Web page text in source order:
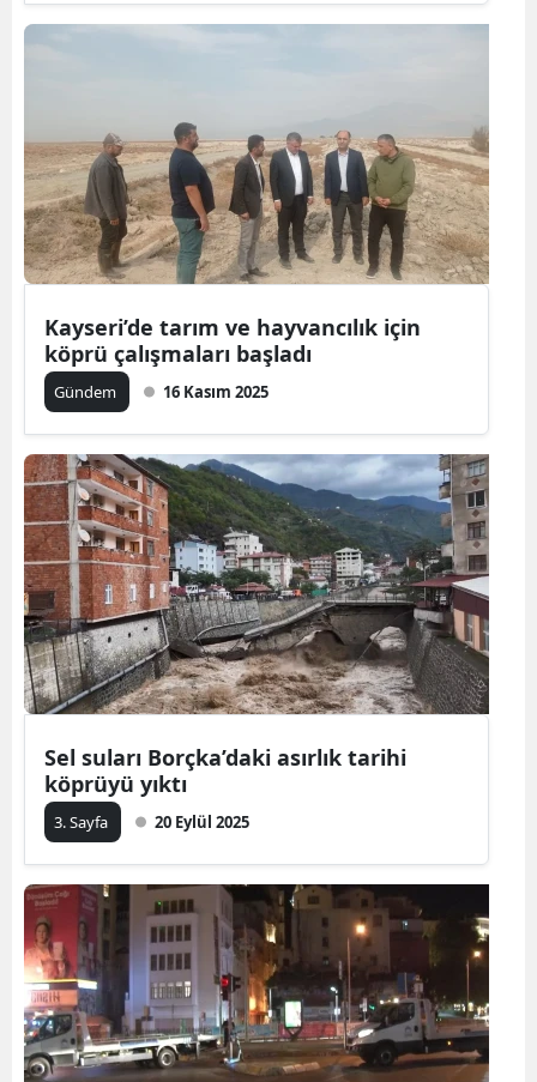
Kayseri’de tarım ve hayvancılık için
köprü çalışmaları başladı
Gündem 16 Kasım 2025
Sel suları Borçka’daki asırlık tarihi
köprüyü yıktı
3. Sayfa 20 Eylül 2025